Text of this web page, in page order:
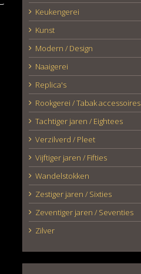
Keukengerei
Kunst
Modern / Design
Naaigerei
Replica's
Rookgerei / Tabak accessoires
Tachtiger jaren / Eightees
Verzilverd / Pleet
Vijftiger jaren / Fifties
Wandelstokken
Zestiger jaren / Sixties
Zeventiger jaren / Seventies
Zilver